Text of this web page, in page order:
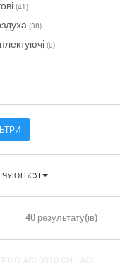
(41)
(38)
(0)
40 результату(ів)